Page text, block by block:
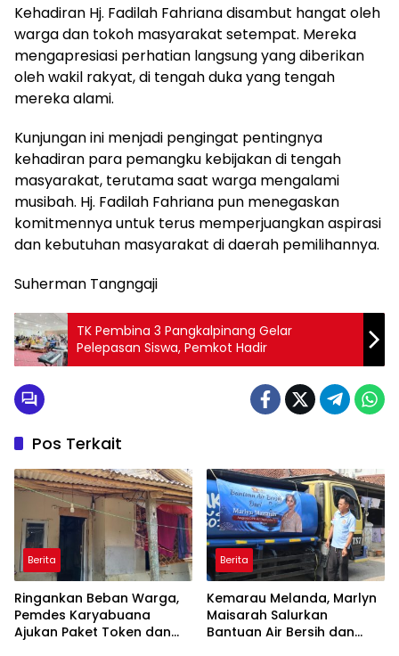
Kehadiran Hj. Fadilah Fahriana disambut hangat oleh
warga dan tokoh masyarakat setempat. Mereka
mengapresiasi perhatian langsung yang diberikan
oleh wakil rakyat, di tengah duka yang tengah
mereka alami.
Kunjungan ini menjadi pengingat pentingnya
kehadiran para pemangku kebijakan di tengah
masyarakat, terutama saat warga mengalami
musibah. Hj. Fadilah Fahriana pun menegaskan
komitmennya untuk terus memperjuangkan aspirasi
dan kebutuhan masyarakat di daerah pemilihannya.
Suherman Tangngaji
TK Pembina 3 Pangkalpinang Gelar
Pelepasan Siswa, Pemkot Hadir
Pos Terkait
Berita
Ringankan Beban Warga,
Pemdes Karyabuana
Ajukan Paket Token dan
Berita
Kemarau Melanda, Marlyn
Maisarah Salurkan
Bantuan Air Bersih dan